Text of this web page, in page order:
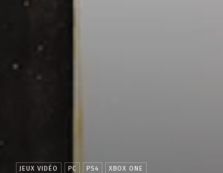
JEUX VIDÉO PC PS4 XBOX ONE